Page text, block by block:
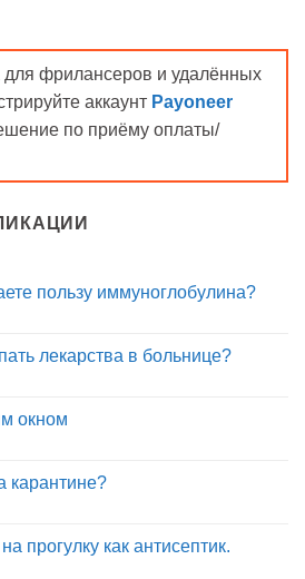
для фрилансеров и удалённых
аккаунт Payoneer
по приёму оплаты/
пользу иммуноглобулина?
лекарства в больнице?
окном
карантине?
прогулку как антисептик.